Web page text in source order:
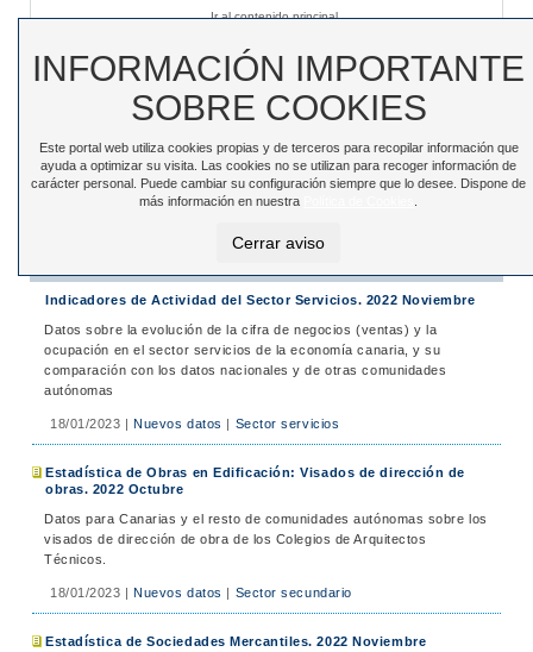
Ir al contenido principal
Toggle
navigation
Indicadores de Actividad del Sector Servicios. 2022 Noviembre
Datos sobre la evolución de la cifra de negocios (ventas) y la
ocupación en el sector servicios de la economía canaria, y su
comparación con los datos nacionales y de otras comunidades
autónomas
18/01/2023 |Nuevos datos | Sector servicios
Estadística de Obras en Edificación: Visados de dirección de
obras. 2022 Octubre
Datos para Canarias y el resto de comunidades autónomas sobre los
visados de dirección de obra de los Colegios de Arquitectos
Técnicos.
18/01/2023 |Nuevos datos | Sector secundario
Estadística de Sociedades Mercantiles. 2022 Noviembre
INFORMACIÓN IMPORTANTE
SOBRE COOKIES
Este portal web utiliza cookies propias y de terceros para recopilar información que
ayuda a optimizar su visita. Las cookies no se utilizan para recoger información de
carácter personal. Puede cambiar su configuración siempre que lo desee. Dispone de
más información en nuestra
Cerrar aviso